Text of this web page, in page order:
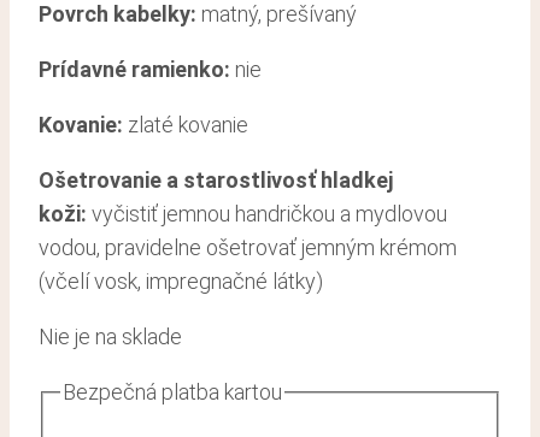
Povrch kabelky: matný, prešívaný
Prídavné ramienko: nie
Kovanie: zlaté kovanie
Ošetrovanie a starostlivosť hladkej
koži: vyčistiť jemnou handričkou a mydlovou
vodou, pravidelne ošetrovať jemným krémom
(včelí vosk, impregnačné látky)
Nie je na sklade
Bezpečná platba kartou